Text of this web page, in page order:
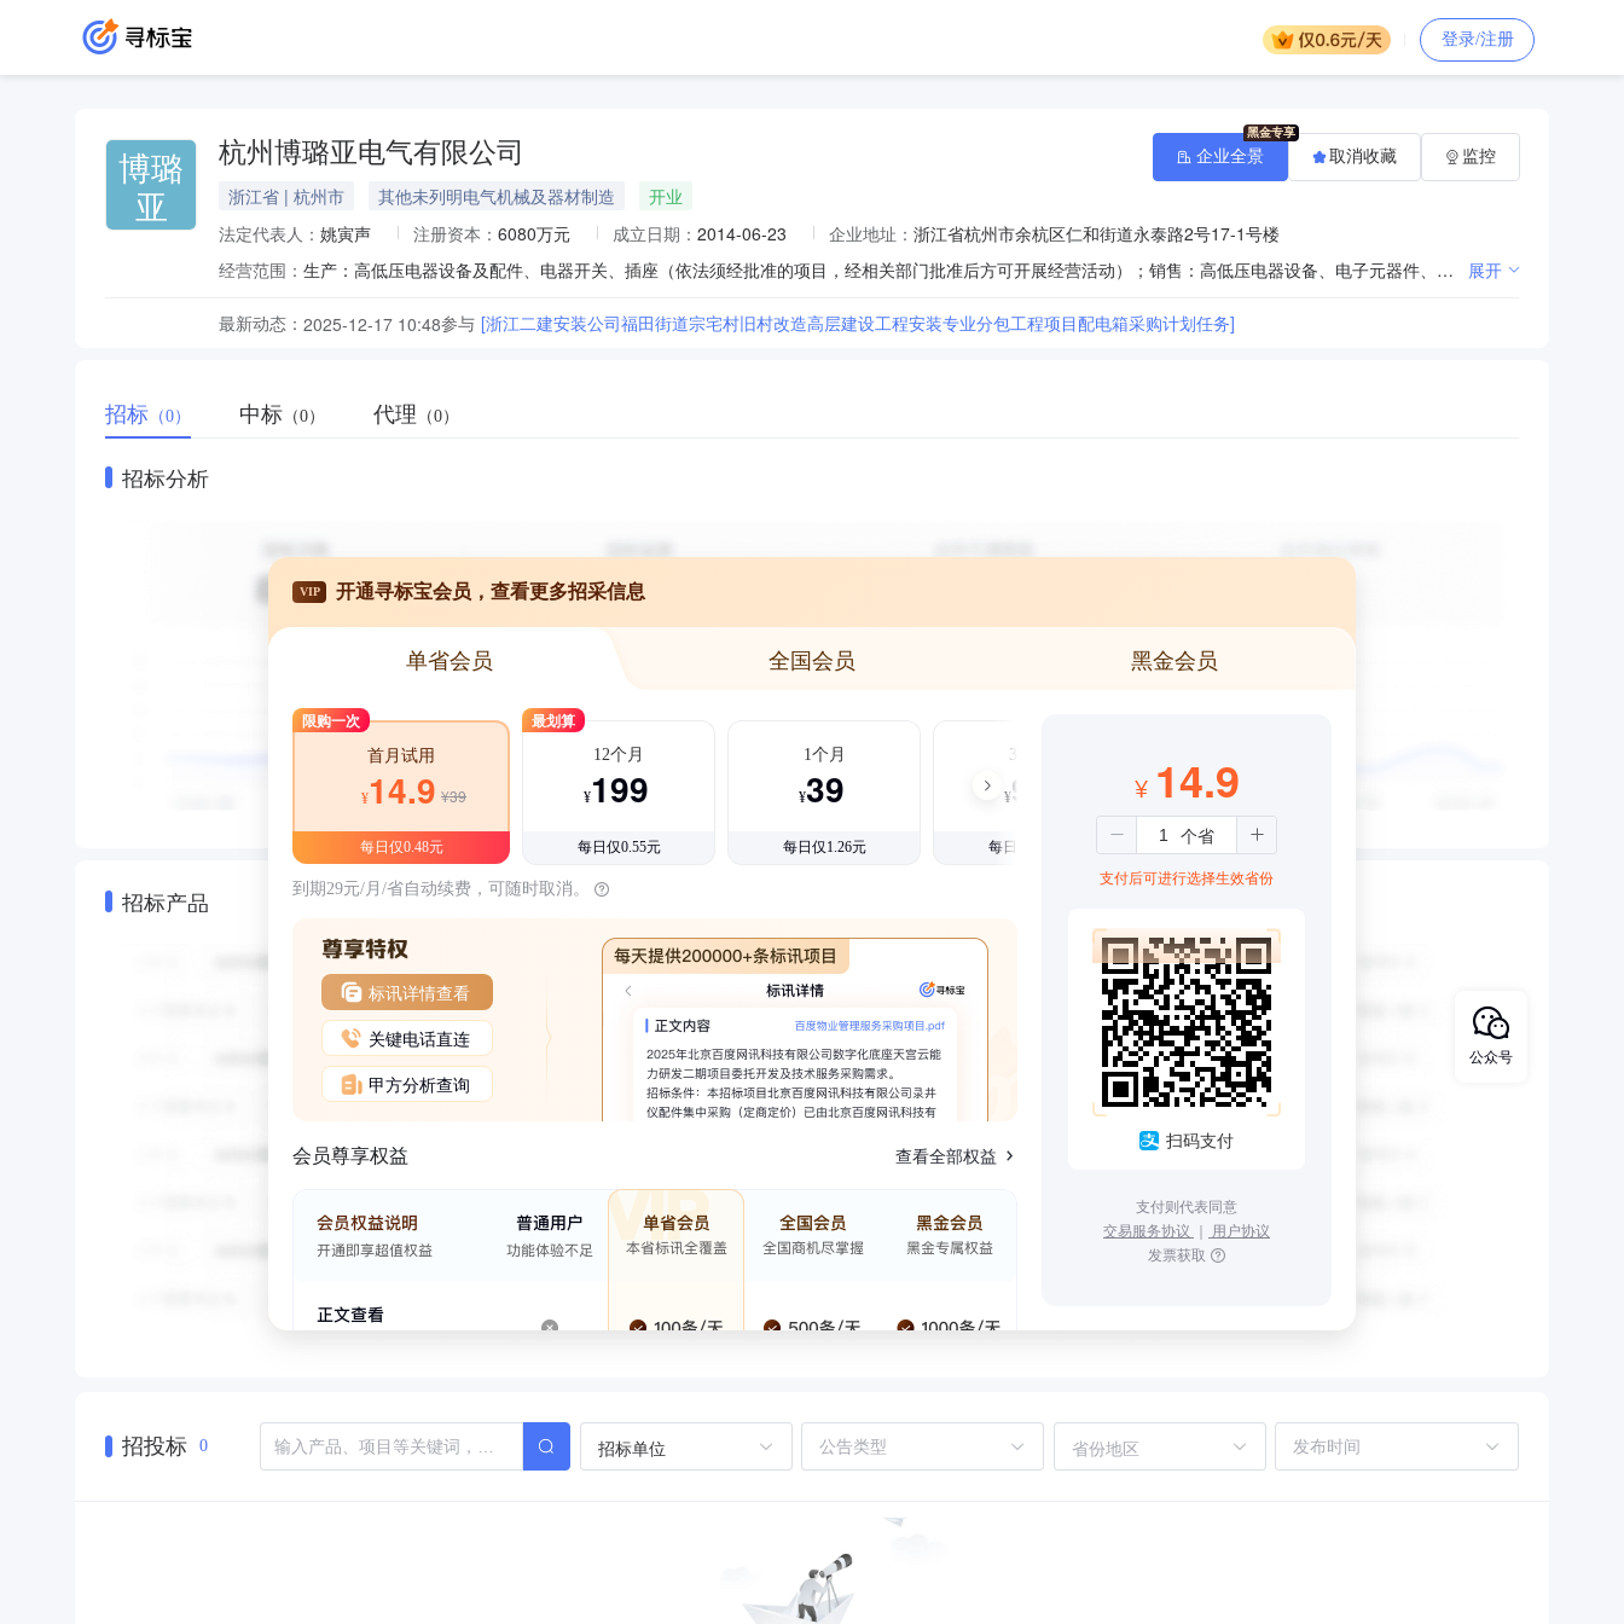
登录/注册
博璐
亚
杭州博璐亚电气有限公司
浙江省 | 杭州市 其他未列明电气机械及器材制造
开业
法定代表人： 姚寅声 注册资本： 6080万元 成立日期： 2014-06-23 企业地址： 浙江省杭州市余杭区仁和街道永泰路2号17-1号楼
经营范围：
生产：高低压电器设备及配件、电器开关、插座（依法须经批准的项目，经相关部门批准后方可开展经营活动）；销售：高低压电器设备、电子元器件、电线电缆、电器开关及插座、灯具、机械设备、建筑材料、金属材料、化工材料（除化学危险品及易制毒化学品）、五金、普通机械、电机产品、汽车配件、纺织品、家具。 展开
最新动态： 2025-12-17 10:48参与 [浙江二建安装公司福田街道宗宅村旧村改造高层建设工程安装专业分包工程项目配电箱采购计划任务]
企业全景 取消收藏 监控
招标 （0） 中标 （0） 代理 （0）
招标分析
招标产品
VIP 开通寻标宝会员，查看更多招采信息
单省会员 全国会员 黑金会员
限购一次
首月试用
¥14.9 ¥39
每日仅0.48元
最划算
12个月
¥199
每日仅0.55元
1个月
¥39
每日仅1.26元
3个月
¥99
每日仅1.08元
到期29元/月/省自动续费，可随时取消。
标讯详情查看
关键电话直连
甲方分析查询
会员尊享权益 查看全部权益
¥ 14.9
支付后可进行选择生效省份
扫码支付
支付则代表同意
交易服务协议 ｜ 用户协议
发票获取
招投标 0 招标单位 省份地区
公众号